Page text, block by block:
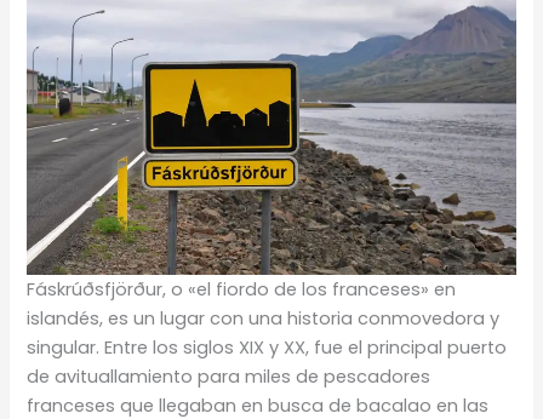
Fáskrúðsfjörður, o «el fiordo de los franceses» en
islandés, es un lugar con una historia conmovedora y
singular. Entre los siglos XIX y XX, fue el principal puerto
de avituallamiento para miles de pescadores
franceses que llegaban en busca de bacalao en las